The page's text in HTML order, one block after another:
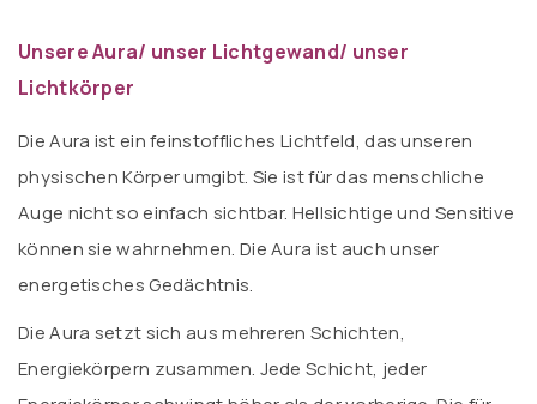
Unsere Aura/ unser Lichtgewand/ unser
Lichtkörper
Die Aura ist ein feinstoffliches Lichtfeld, das unseren
physischen Körper umgibt. Sie ist für das menschliche
Auge nicht so einfach sichtbar. Hellsichtige und Sensitive
können sie wahrnehmen. Die Aura ist auch unser
energetisches Gedächtnis.
Die Aura setzt sich aus mehreren Schichten,
Energiekörpern zusammen. Jede Schicht, jeder